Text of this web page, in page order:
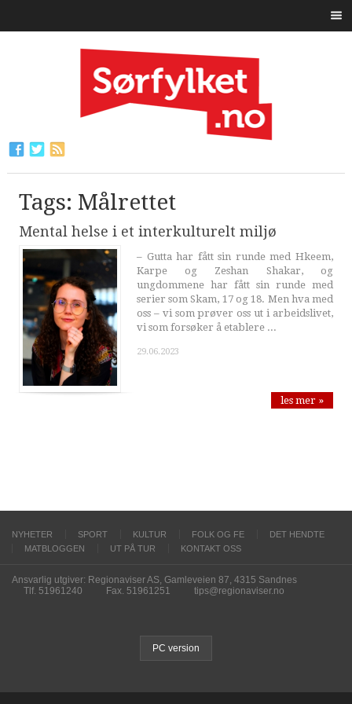
Tags: Målrettet
Mental helse i et interkulturelt miljø
– Gutta har fått sin runde med Hkeem,
Karpe og Zeshan Shakar, og
ungdommene har fått sin runde med
serier som Skam, 17 og 18. Men hva med
oss – vi som prøver oss ut i arbeidslivet,
vi som forsøker å etablere ...
29.06.2023
les mer »
NYHETER SPORT KULTUR FOLK OG FE
DET HENDTE
MATBLOGGEN
UT PÅ TUR KONTAKT OSS
Ansvarlig utgiver: Regionaviser AS, Gamleveien 87, 4315 Sandnes
Tlf. 51961240
Fax. 51961251 tips@regionaviser.no
PC version